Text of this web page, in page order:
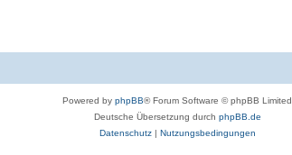
Powered by phpBB® Forum Software © phpBB Limited
Deutsche Übersetzung durch phpBB.de
Datenschutz| Nutzungsbedingungen